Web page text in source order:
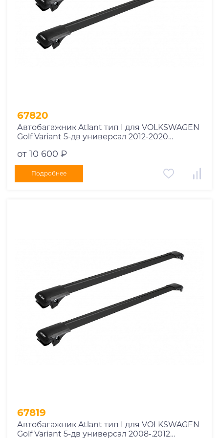
67820
Автобагажник Atlant тип I для VOLKSWAGEN
Golf Variant 5-дв универсал 2012-2020
10002+11114+11118
от 10 600 ₽
Подробнее
67819
Автобагажник Atlant тип I для VOLKSWAGEN
Golf Variant 5-дв универсал 2008-.2012